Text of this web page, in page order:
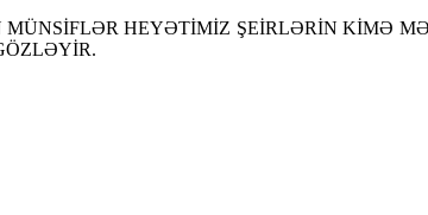
HEYƏTİMİZ ŞEİRLƏRİN KİMƏ